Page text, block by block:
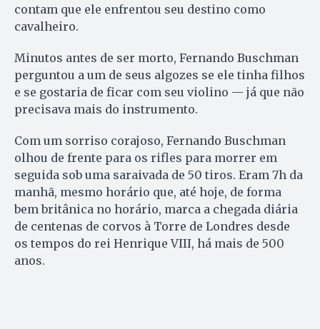
contam que ele enfrentou seu destino como
cavalheiro.
Minutos antes de ser morto, Fernando Buschman
perguntou a um de seus algozes se ele tinha filhos
e se gostaria de ficar com seu violino — já que não
precisava mais do instrumento.
Com um sorriso corajoso, Fernando Buschman
olhou de frente para os rifles para morrer em
seguida sob uma saraivada de 50 tiros. Eram 7h da
manhã, mesmo horário que, até hoje, de forma
bem britânica no horário, marca a chegada diária
de centenas de corvos à Torre de Londres desde
os tempos do rei Henrique VIII, há mais de 500
anos.